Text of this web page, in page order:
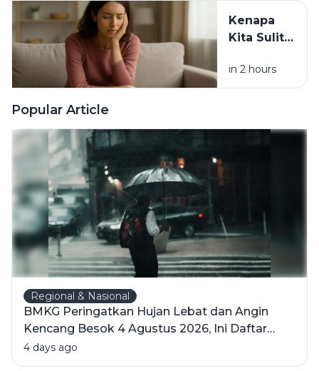
Kenapa
Kita Sulit
Padahal
Tahu
in 2 hours
Popular Article
Regional & Nasional
BMKG Peringatkan Hujan Lebat dan Angin
Kencang Besok 4 Agustus 2026, Ini Daftar
Wilayahnya
4 days ago